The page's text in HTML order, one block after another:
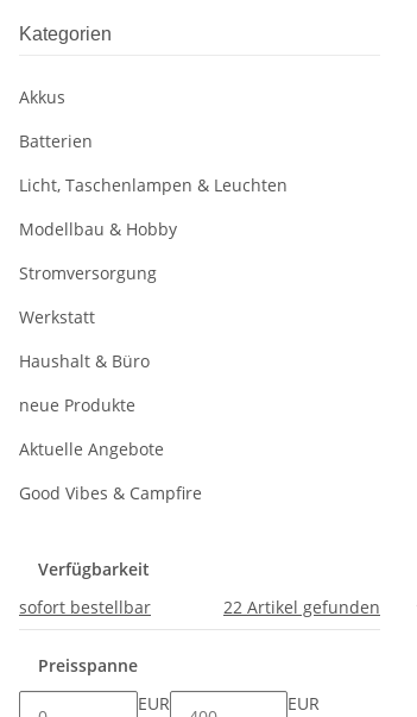
Kategorien
Akkus
Batterien
Licht, Taschenlampen & Leuchten
Modellbau & Hobby
Stromversorgung
Werkstatt
Haushalt & Büro
neue Produkte
Aktuelle Angebote
Good Vibes & Campfire
Verfügbarkeit
sofort bestellbar
22 Artikel gefunden
Preisspanne
EUR
EUR